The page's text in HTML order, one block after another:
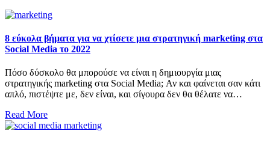
8 εύκολα βήματα για να χτίσετε μια στρατηγική marketing στα
Social Media το 2022
Πόσο δύσκολο θα μπορούσε να είναι η δημιουργία μιας
στρατηγικής marketing στα Social Media; Αν και φαίνεται σαν κάτι
απλό, πιστέψτε με, δεν είναι, και σίγουρα δεν θα θέλατε να…
Read More